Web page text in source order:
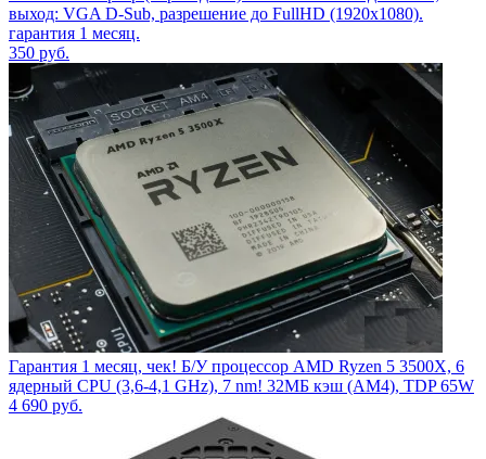
выход: VGA D-Sub, разрешение до FullHD (1920x1080).
гарантия 1 месяц.
350 руб.
Гарантия 1 месяц, чек! Б/У процессор AMD Ryzen 5 3500X, 6
ядерный CPU (3,6-4,1 GHz), 7 nm! 32МБ кэш (AM4), TDP 65W
4 690 руб.